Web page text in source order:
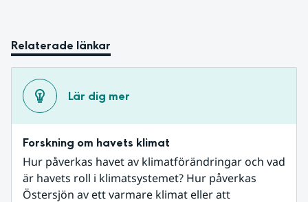
Relaterade länkar
Lär dig mer
Forskning om havets klimat
Hur påverkas havet av klimatförändringar och vad
är havets roll i klimatsystemet? Hur påverkas
Östersjön av ett varmare klimat eller att